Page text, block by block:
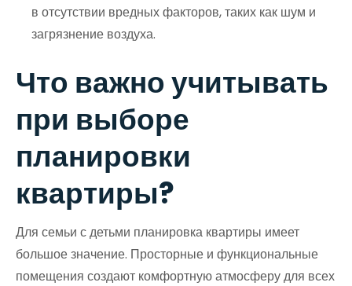
в отсутствии вредных факторов, таких как шум и
загрязнение воздуха.
Что важно учитывать
при выборе
планировки
квартиры?
Для семьи с детьми планировка квартиры имеет
большое значение. Просторные и функциональные
помещения создают комфортную атмосферу для всех